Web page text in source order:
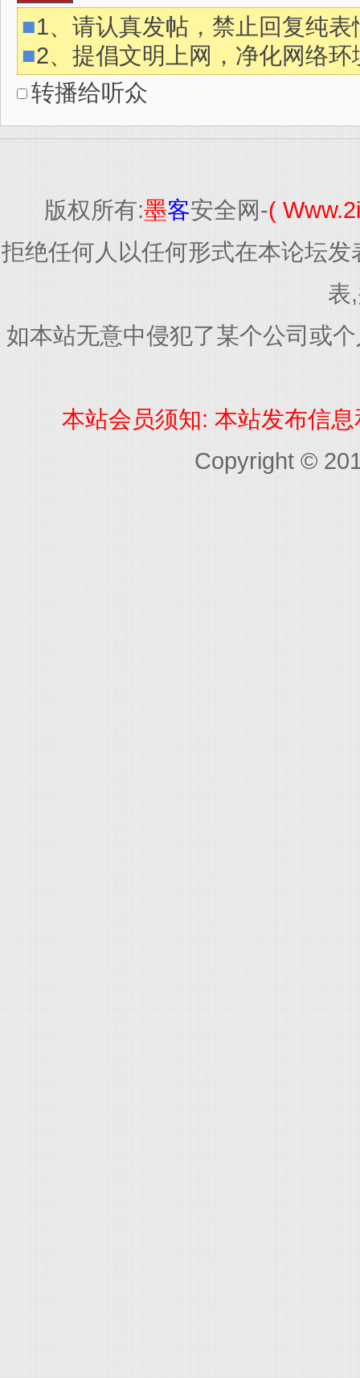
■1、请认真发帖，禁止回复纯
■2、提倡文明上网，净化网络
转播给听众
版权所有:墨客安全网-(
拒绝任何人以任何形式在本论坛
表
如本站无意中侵犯了某个公司或
本站会员须知: 本站发布信
Copyright ©